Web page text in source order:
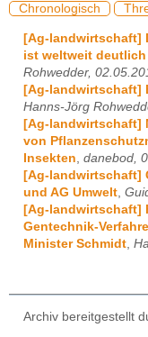
Chronologisch
[Ag-landwirtschaft]
ist weltweit
Rohwedder,
[Ag-landwirtschaft]
Hanns-Jörg
[Ag-landwirtschaft]
von
Insekten danebod,
[Ag-landwirtschaft]
und AG Umwelt
[Ag-landwirtschaft]
Gentechnik-
Minister Schmidt
Archiv bereitgestellt